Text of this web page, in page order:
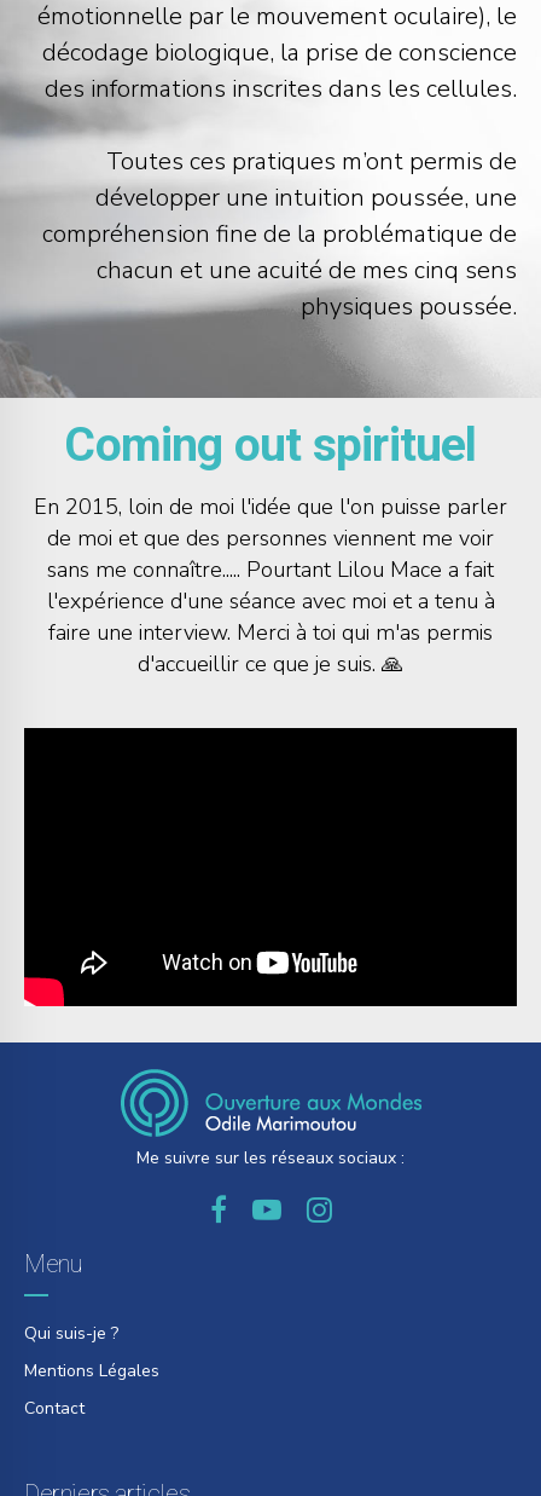
émotionnelle par le mouvement oculaire), le
décodage biologique, la prise de conscience
des informations inscrites dans les cellules.
Toutes ces pratiques m’ont permis de
développer une intuition poussée, une
compréhension fine de la problématique de
chacun et une acuité de mes cinq sens
physiques poussée.
Coming out spirituel
En 2015, loin de moi l'idée que l'on puisse parler
de moi et que des personnes viennent me voir
sans me connaître..... Pourtant Lilou Mace a fait
l'expérience d'une séance avec moi et a tenu à
faire une interview. Merci à toi qui m'as permis
d'accueillir ce que je suis. 🙏
Me suivre sur les réseaux sociaux :
Menu
Qui suis-je ?
Mentions Légales
Contact